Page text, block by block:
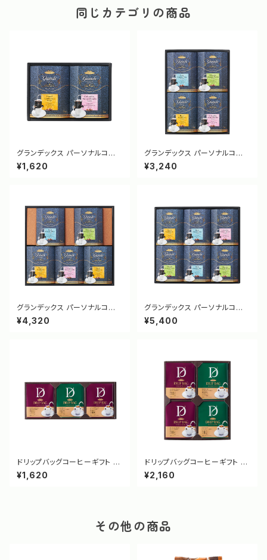
同じカテゴリの商品
グランデックス パーソナルコー
ヒーギフト GX-15SR [31410]
¥1,620
グランデックス パーソナルコー
ヒーギフト GX-30SR [31411]
¥3,240
グランデックス パーソナルコー
ヒーギフト GX-40SR [31412]
¥4,320
グランデックス パーソナルコー
ヒーギフト GX-50SR [31413]
¥5,400
ドリップバッグコーヒーギフト D
RB-15SR [31414]
¥1,620
ドリップバッグコーヒーギフト D
RB-20SR [31415]
¥2,160
その他の商品